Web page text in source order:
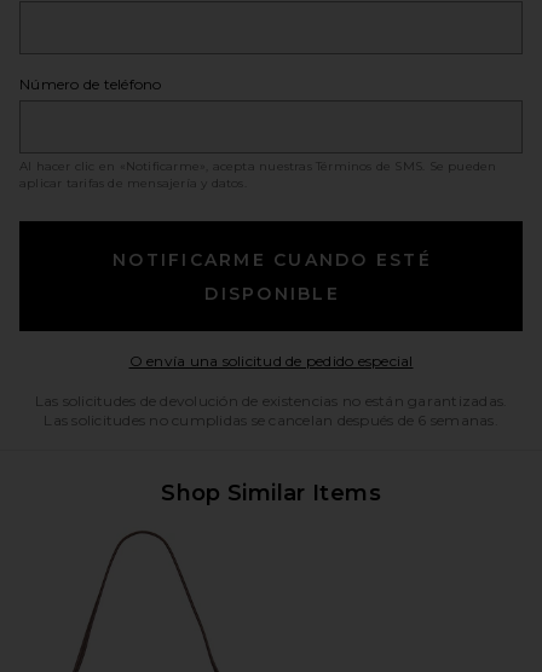
Número de teléfono
Al hacer clic en «Notificarme», acepta nuestras Términos de SMS
. Se pueden
aplicar tarifas de mensajería y datos.
NOTIFICARME CUANDO ESTÉ
DISPONIBLE
O envía una solicitud de pedido especial
Las solicitudes de devolución de existencias no están garantizadas.
Las solicitudes no cumplidas se cancelan después de 6 semanas.
Shop Similar Items